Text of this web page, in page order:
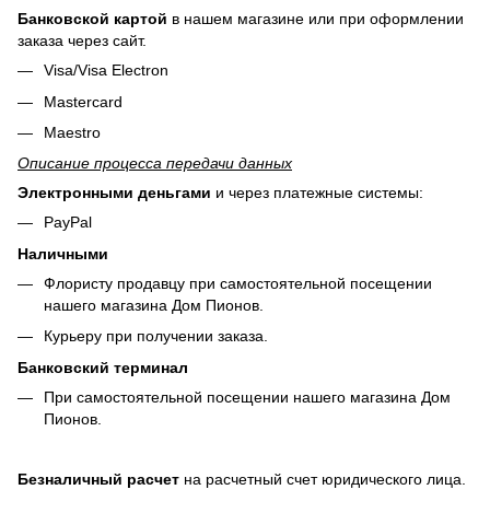
Банковской картой в нашем магазине или при оформлении
заказа через сайт.
Visa/Visa Electron
Mastercard
Maestro
Описание процесса передачи данных
Электронными деньгами и через платежные системы:
PayPal
Наличными
Флористу продавцу при самостоятельной посещении
нашего магазина Дом Пионов.
Курьеру при получении заказа.
Банковский терминал
При самостоятельной посещении нашего магазина Дом
Пионов.
Безналичный расчет на расчетный счет юридического лица.